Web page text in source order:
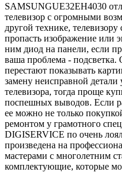
SAMSUNGUE32EH4030
телевизор с огромными
другой технике,
пропасть изображение или
ним диод на панели, если
ваша проблема - подсветка.
перестают показывать
замену неисправной
телевизора, тогда проще
поспешных выводов. Если
ее можно не только
ремонтом у грамотного
DIGISERVICE по очень
произведена на
мастерами с многолетним
комплектующие, которые